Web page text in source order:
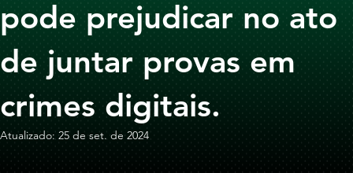
pode prejudicar no ato
de juntar provas em
crimes digitais.
Atualizado: 25 de set. de 2024